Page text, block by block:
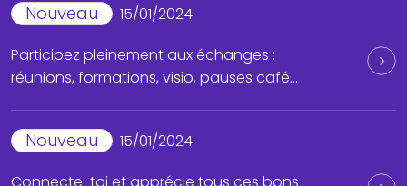
Nouveau
15/01/2024
Participez pleinement aux échanges :
réunions, formations, visio, pauses café…
Nouveau
15/01/2024
Connecte-toi et apprécie tous ces bons